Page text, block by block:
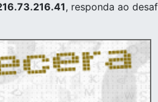
, responda ao